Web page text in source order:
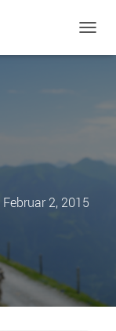
A
O
M
T
E
Februar 2, 2015